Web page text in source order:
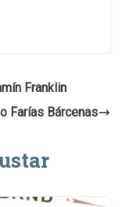
Franklin
Farías Bárcenas